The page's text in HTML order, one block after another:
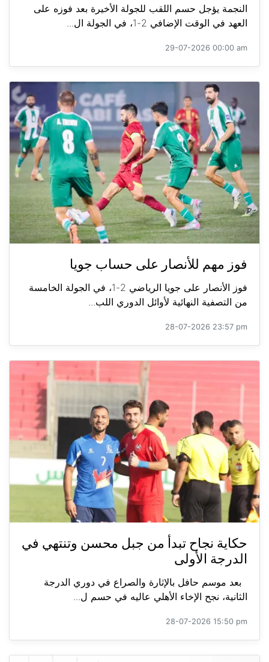
النجمة يؤجل حسم اللقب للجولة الأخيرة بعد فوزه على
العهد في الوقت الإضافي 2-1، في الجولة ال...
29-07-2026 00:00 am
فوز مهم للأنصار على حساب جويا
فوز الأنصار على جويا الرياضي 2-1، في الجولة الخامسة
من التصفية النهائية لأوائل الدوري اللب...
28-07-2026 23:57 pm
حكاية نجاح تبدأ من جبل محسن وتنتهي في
الدرجة الأولى
بعد موسم حافل بالإثارة والصراع في دوري الدرجة
الثانية، نجح الإخاء الأهلي عاليه في حسم ل...
28-07-2026 15:50 pm